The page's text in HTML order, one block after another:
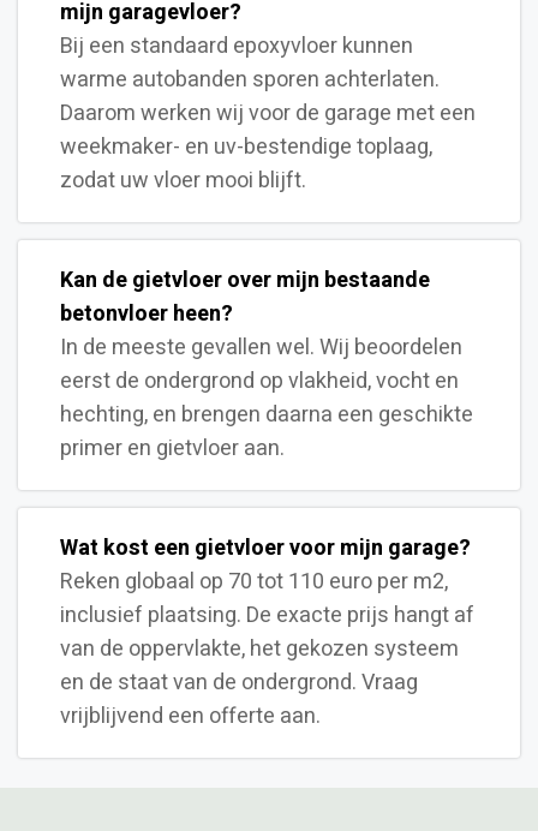
mijn garagevloer?
Bij een standaard epoxyvloer kunnen
warme autobanden sporen achterlaten.
Daarom werken wij voor de garage met een
weekmaker- en uv-bestendige toplaag,
zodat uw vloer mooi blijft.
Kan de gietvloer over mijn bestaande
betonvloer heen?
In de meeste gevallen wel. Wij beoordelen
eerst de ondergrond op vlakheid, vocht en
hechting, en brengen daarna een geschikte
primer en gietvloer aan.
Wat kost een gietvloer voor mijn garage?
Reken globaal op 70 tot 110 euro per m2,
inclusief plaatsing. De exacte prijs hangt af
van de oppervlakte, het gekozen systeem
en de staat van de ondergrond. Vraag
vrijblijvend een offerte aan.